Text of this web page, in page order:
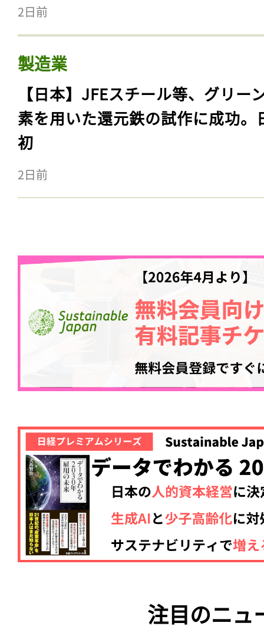
2日前
製造業
【日本】JFEスチール等、グリー
素を用いた還元鉄の試作に成功。
初
2日前
注目のニュ